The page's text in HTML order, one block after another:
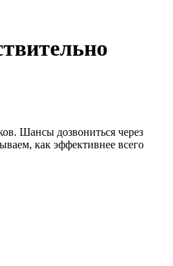
Шансы дозвониться через
как эффективнее всего